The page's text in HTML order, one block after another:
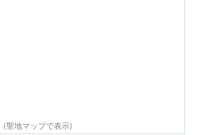
(聖地マップで表示)